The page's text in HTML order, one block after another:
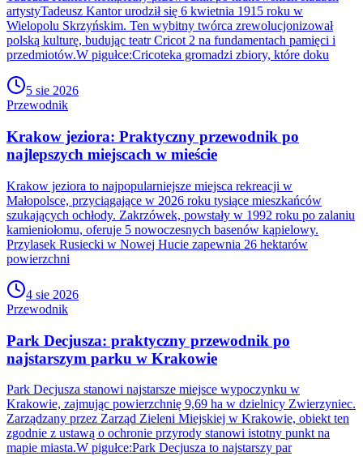
artystyTadeusz Kantor urodził się 6 kwietnia 1915 roku w
Wielopolu Skrzyńskim. Ten wybitny twórca zrewolucjonizował
polską kulturę, budując teatr Cricot 2 na fundamentach pamięci i
przedmiotów.W pigułce:Cricoteka gromadzi zbiory, które doku
5 sie 2026
Przewodnik
Krakow jeziora: Praktyczny przewodnik po
najlepszych miejscach w mieście
Krakow jeziora to najpopularniejsze miejsca rekreacji w
Małopolsce, przyciągające w 2026 roku tysiące mieszkańców
szukających ochłody. Zakrzówek, powstały w 1992 roku po zalaniu
kamieniołomu, oferuje 5 nowoczesnych basenów kąpielowy.
Przylasek Rusiecki w Nowej Hucie zapewnia 26 hektarów
powierzchni
4 sie 2026
Przewodnik
Park Decjusza: praktyczny przewodnik po
najstarszym parku w Krakowie
Park Decjusza stanowi najstarsze miejsce wypoczynku w
Krakowie, zajmując powierzchnię 9,69 ha w dzielnicy Zwierzyniec.
Zarządzany przez Zarząd Zieleni Miejskiej w Krakowie, obiekt ten
zgodnie z ustawą o ochronie przyrody stanowi istotny punkt na
mapie miasta.W pigułce:Park Decjusza to najstarszy par